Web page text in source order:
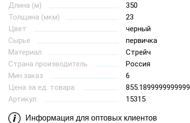
Длина (м)
350
Толщина (мкм)
23
Цвет
черный
Сырье
первичка
Материал
Стрейч
Страна производитель
Россия
Мин.заказ
6
Цена за ед. товара:
855.1899999999999
Артикул:
15315
Информация для оптовых клиентов